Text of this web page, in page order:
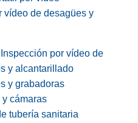
vídeo de desagües y
por vídeo de
y alcantarillado
y grabadoras
y cámaras
tubería sanitaria